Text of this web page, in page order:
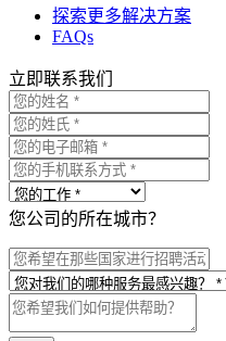
探索更多解决方案
FAQs
立即联系我们
您公司的所在城市？